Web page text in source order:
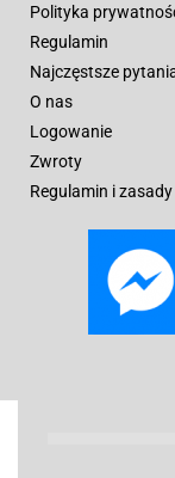
Polityka
Regulamin
Najczęstsze
O nas
Logowanie
Zwroty
Regulamin i